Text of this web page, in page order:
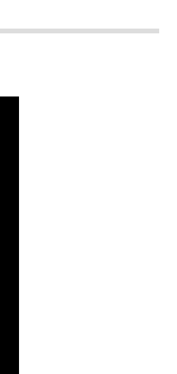
किसे